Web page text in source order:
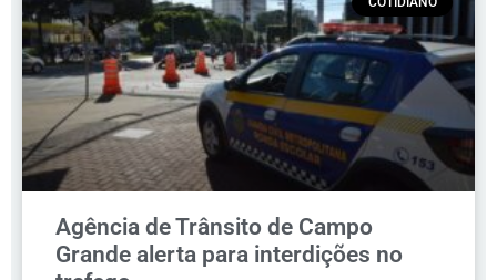
Agência de Trânsito de Campo
Grande alerta para interdições no